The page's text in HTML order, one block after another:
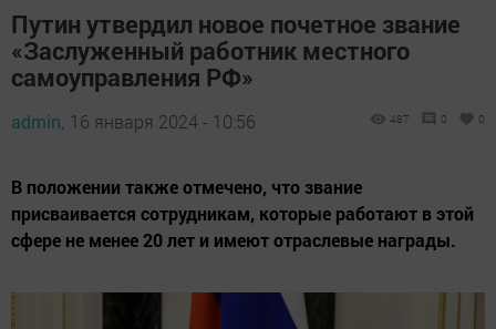
Путин утвердил новое почетное звание
«Заслуженный работник местного
самоуправления РФ»
admin, 16 января 2024 - 10:56 487 0 0
В положении также отмечено, что звание
присваивается сотрудникам, которые работают в этой
сфере не менее 20 лет и имеют отраслевые награды.